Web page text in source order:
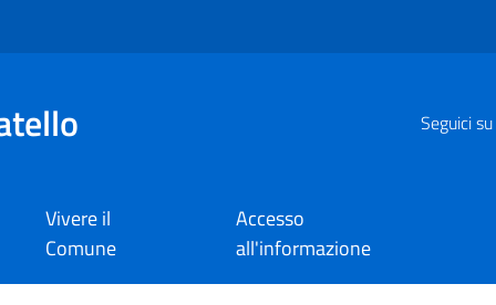
Seguici su
Vivere il
Comune
Accesso
all'informazione